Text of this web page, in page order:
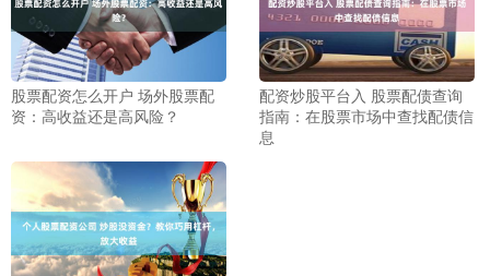
股票配资怎么开户 场外股票配
资：高收益还是高风险？
配资炒股平台入 股票配债查询
指南：在股票市场中查找配债信
息